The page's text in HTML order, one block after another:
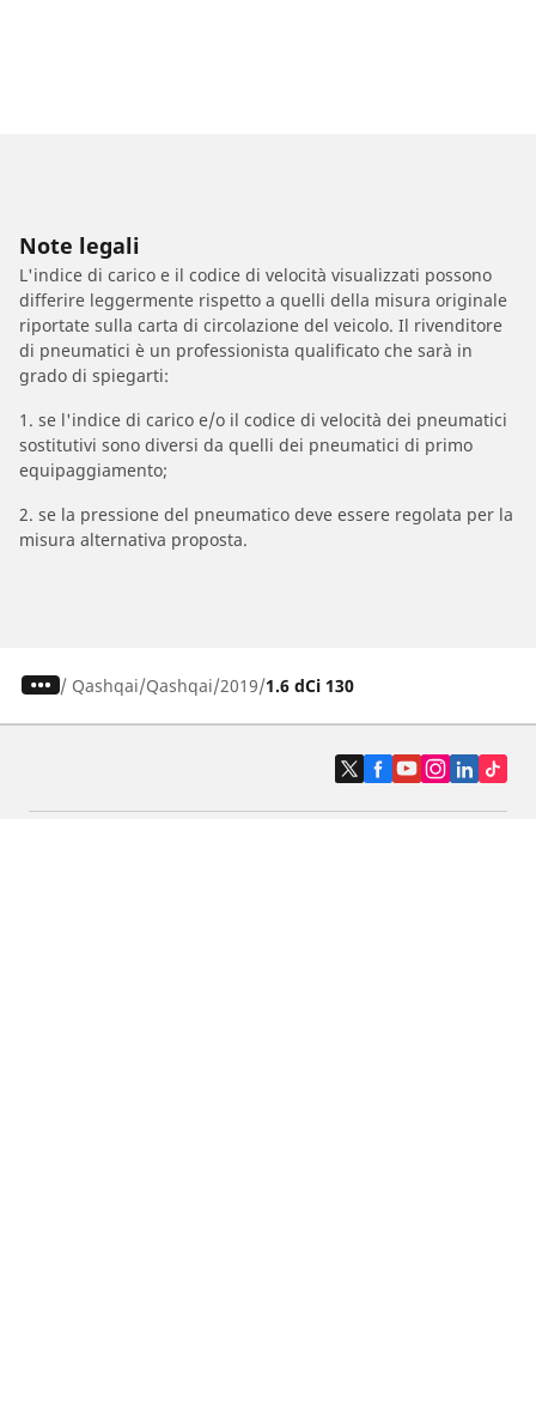
Note legali
L'indice di carico e il codice di velocità visualizzati possono
differire leggermente rispetto a quelli della misura originale
riportate sulla carta di circolazione del veicolo. Il rivenditore
di pneumatici è un professionista qualificato che sarà in
grado di spiegarti:
1. se l'indice di carico e/o il codice di velocità dei pneumatici
sostitutivi sono diversi da quelli dei pneumatici di primo
equipaggiamento;
2. se la pressione del pneumatico deve essere regolata per la
misura alternativa proposta.
/ Qashqai Qashqai 2019 1.6 dCi 130